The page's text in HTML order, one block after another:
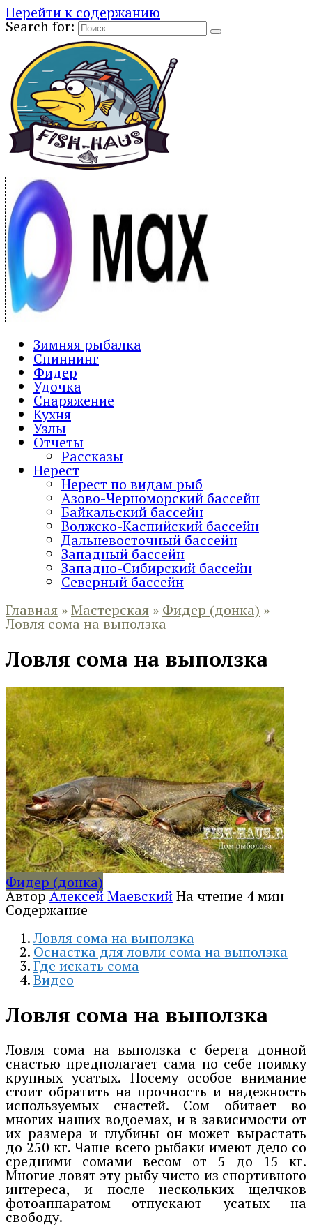
Перейти к содержанию
Search for:
Зимняя рыбалка
Спиннинг
Фидер
Удочка
Снаряжение
Кухня
Узлы
Отчеты
Рассказы
Нерест
Нерест по видам рыб
Азово-Черноморский бассейн
Байкальский бассейн
Волжско-Каспийский бассейн
Дальневосточный бассейн
Западный бассейн
Западно-Сибирский бассейн
Северный бассейн
Главная »Мастерская » Фидер (донка) »
Ловля сома на выползка
Ловля сома на выползка
Фидер (донка)
АвторАлексей МаевскийНа чтение 4 мин
Содержание
Ловля сома на выползка
Оснастка для ловли сома на выползка
Где искать сома
Видео
Ловля сома на выползка
Ловля сома на выползка с берега донной
снастью предполагает сама по себе поимку
крупных усатых. Посему особое внимание
стоит обратить на прочность и надежность
используемых снастей. Сом обитает во
многих наших водоемах, и в зависимости от
их размера и глубины он может вырастать
до 250 кг. Чаще всего рыбаки имеют дело со
средними сомами весом от 5 до 15 кг.
Многие ловят эту рыбу чисто из спортивного
интереса, и после нескольких щелчков
фотоаппаратом отпускают усатых на
свободу.